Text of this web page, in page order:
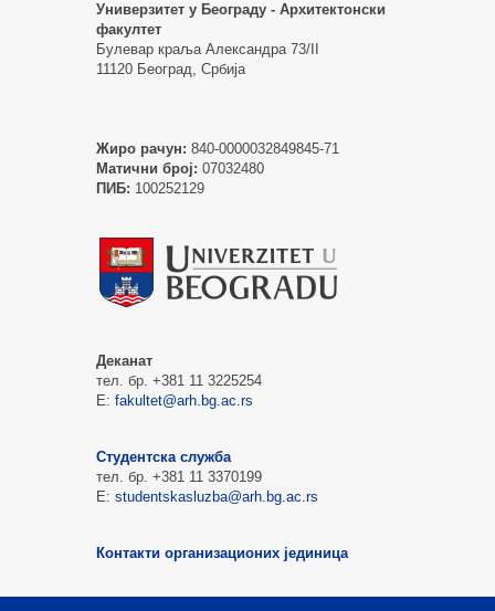
Универзитет у Београду - Архитектонски
факултет
Булевар краља Александра 73/II
11120 Београд, Србија
Жиро рачун: 840-0000032849845-71
Матични број: 07032480
ПИБ: 100252129
Деканат
тел. бр. +381 11 3225254
Е: fakultet@arh.bg.ac.rs
Студентска служба
тел. бр. +381 11 3370199
Е: studentskasluzba@arh.bg.ac.rs
Контакти организационих јединица